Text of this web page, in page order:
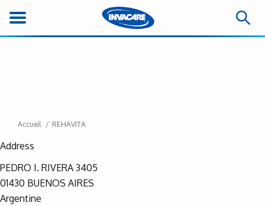
Accueil REHAVITA
Address
PEDRO I. RIVERA 3405
01430 BUENOS AIRES
Argentine